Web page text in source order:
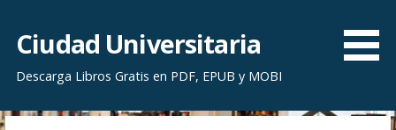
r
Ciudad Universitaria
Descarga Libros Gratis en PDF, EPUB y MOBI